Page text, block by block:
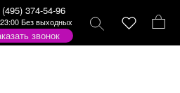
374-54-96
Без выходных
звонок